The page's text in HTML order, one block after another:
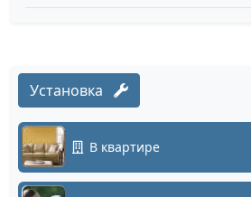
Установка
В квартире